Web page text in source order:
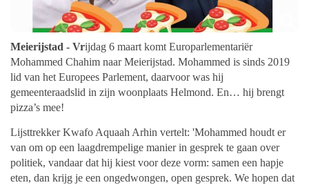
Meierijstad - Vrijdag 6 maart komt Europarlementariër
Mohammed Chahim naar Meierijstad. Mohammed is sinds 2019
lid van het Europees Parlement, daarvoor was hij
gemeenteraadslid in zijn woonplaats Helmond. En… hij brengt
pizza’s mee!
Lijsttrekker Kwafo Aquaah Arhin vertelt: 'Mohammed houdt er
van om op een laagdrempelige manier in gesprek te gaan over
politiek, vandaar dat hij kiest voor deze vorm: samen een hapje
eten, dan krijg je een ongedwongen, open gesprek. We hopen dat